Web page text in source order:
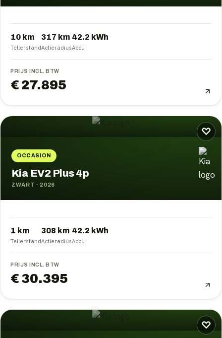
10 km
Tellerstand
317 km
Actieradius
42.2 kWh
Accu
PRIJS INCL. BTW
€ 27.895
♡
OCCASION
Kia EV2 Plus 4p
ZWART · 2026
1 km
Tellerstand
308 km
Actieradius
42.2 kWh
Accu
PRIJS INCL. BTW
€ 30.395
♡